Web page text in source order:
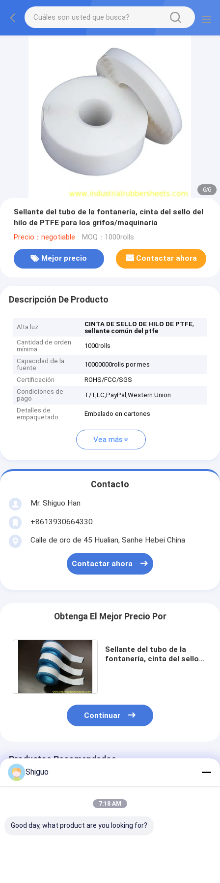
1/6
Sellante del tubo de la fontanería, cinta del sello del
hilo de PTFE para los grifos/maquinaria
Precio：negotiable MOQ：1000rolls
Mejor precio Contactar ahora
Descripción De Producto
Alta luz CINTA DE SELLO DE HILO DE PTFE,
sellante común del ptfe
Cantidad de orden
mínima
1000rolls
Capacidad de la
fuente
10000000rolls por mes
Certificación
ROHS/FCC/SGS
Condiciones de
pago
T/T,LC,PayPal,Western Union
Detalles de
empaquetado
Embalado en cartones
Vea más
Contacto
Mr. Shiguo Han
+8613930664330
Calle de oro de 45 Hualian, Sanhe Hebei China
Contactar ahora
Obtenga El Mejor Precio Por
Sellante del tubo de la
fontanería, cinta del sello
Continuar
Productos Recomendados
Shiguo
7:18 AM
Good day, what product are you looking for?